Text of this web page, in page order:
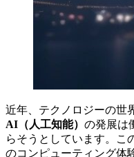
近年、テクノロジーの世
AI（人工知能） の発展は
らそうとしています。こ
のコンピューティング体